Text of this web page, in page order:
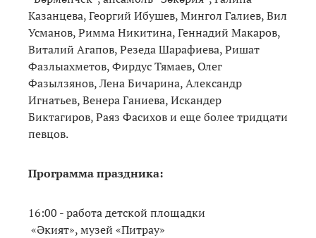
Казанцева, Георгий Ибушев, Мингол Галиев, Вил
Усманов, Римма Никитина, Геннадий Макаров,
Виталий Агапов, Резеда Шарафиева, Ришат
Фазлыахметов, Фирдус Тямаев, Олег
Фазылзянов, Лена Бичарина, Александр
Игнатьев, Венера Ганиева, Искандер
Биктагиров, Раяз Фасихов и еще более тридцати
певцов.
Программа праздника:
16:00 - работа детской площадки
«Әкият», музей «Питрау»